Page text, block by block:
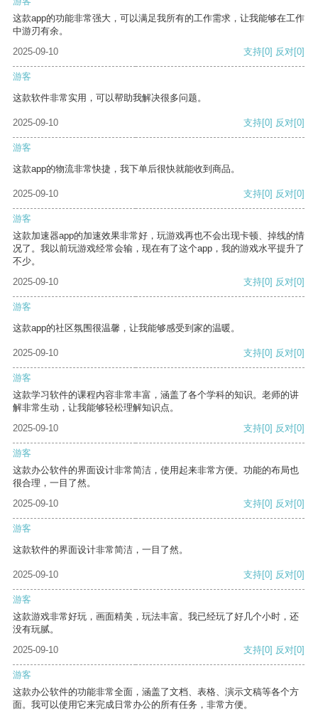
这款app的功能非常强大，可以满足我所有的工作需求，让我能够在工作
中游刃有余。
2025-09-10
支持[0] 反对[0]
游客
这款软件非常实用，可以帮助我解决很多问题。
2025-09-10 支持[0] 反对[0]
游客
这款app的物流非常快捷，我下单后很快就能收到商品。
2025-09-10 支持[0] 反对[0]
游客
这款加速器app的加速效果非常好，玩游戏再也不会出现卡顿、掉线的情
况了。我以前玩游戏经常会输，现在有了这个app，我的游戏水平提升了
不少。
2025-09-10
支持[0] 反对[0]
游客
这款app的社区氛围很温馨，让我能够感受到家的温暖。
2025-09-10 支持[0] 反对[0]
游客
这款学习软件的课程内容非常丰富，涵盖了各个学科的知识。老师的讲
解非常生动，让我能够轻松理解知识点。
2025-09-10
支持[0] 反对[0]
游客
这款办公软件的界面设计非常简洁，使用起来非常方便。功能的布局也
很合理，一目了然。
2025-09-10
支持[0] 反对[0]
游客
这款软件的界面设计非常简洁，一目了然。
2025-09-10 支持[0] 反对[0]
游客
这款游戏非常好玩，画面精美，玩法丰富。我已经玩了好几个小时，还
没有玩腻。
2025-09-10
支持[0] 反对[0]
游客
这款办公软件的功能非常全面，涵盖了文档、表格、演示文稿等各个方
面。我可以使用它来完成日常办公的所有任务，非常方便。